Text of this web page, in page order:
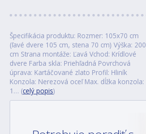
Špecifikácia produktu: Rozmer: 105x70 cm
(ľavé dvere 105 cm, stena 70 cm) Výška: 200
cm Strana montáže: Ľavá Vchod: Krídlové
dvere Farba skla: Priehľadná Povrchová
úprava: Kartáčované zlato Profil: Hliník
Konzola: Nerezová oceľ Max. dĺžka konzola:
1… (celý popis)